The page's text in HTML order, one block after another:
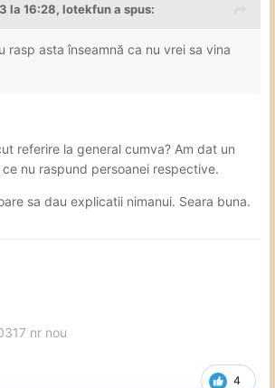
la 16:28, lotekfuna spus:
rasp asta înseamnă ca nu vrei sa vina
referire la general cumva? Am dat un
nu raspund persoanei respective.
sa dau explicatii nimanui. Seara buna.
4
nr nou